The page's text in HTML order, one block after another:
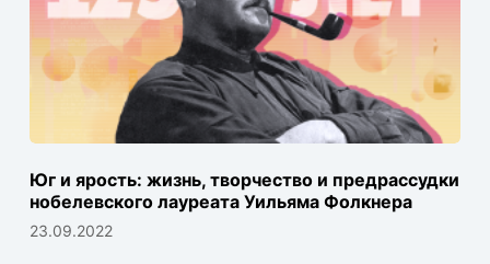
Юг и ярость: жизнь, творчество и предрассудки
нобелевского лауреата Уильяма Фолкнера
23.09.2022